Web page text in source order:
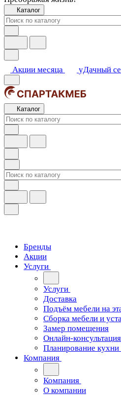
Каталог
Акции месяца уДачный
Каталог
Бренды
Акции
Услуги
Услуги
Доставка
Подъём мебели на
Сборка мебели и
Замер помещения
Онлайн-
Планирование
Компания
Компания
О компании